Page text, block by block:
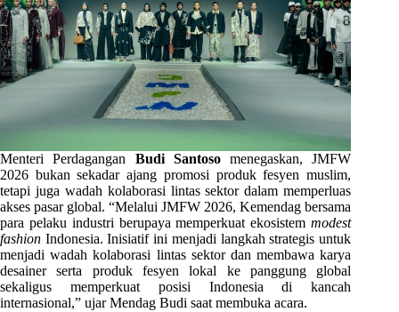
Menteri Perdagangan Budi Santosomenegaskan, JMFW
2026 bukan sekadar ajang promosi produk fesyen muslim,
tetapi juga wadah kolaborasi lintas sektor dalam memperluas
akses pasar global. “Melalui JMFW 2026, Kemendag bersama
para pelaku industri berupaya memperkuat ekosistemmodest
fashion Indonesia. Inisiatif ini menjadi langkah strategis untuk
menjadi wadah kolaborasi lintas sektor dan membawa karya
desainer serta produk fesyen lokal ke panggung global
sekaligus memperkuat posisi Indonesia di kancah
internasional,” ujar Mendag Budi saat membuka acara.